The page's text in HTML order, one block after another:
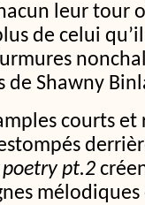
leur tour
de celui
de Shawny
courts
poetry pt.2